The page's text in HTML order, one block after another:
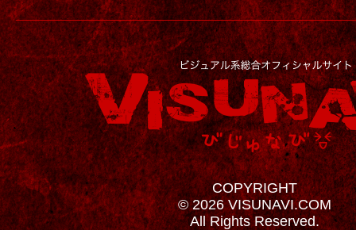
COPYRIGHT
© 2026 VISUNAVI.COM
All Rights Reserved.